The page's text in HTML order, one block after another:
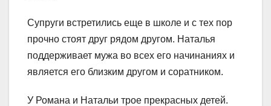
Супруги встретились еще в школе и с тех пор
прочно стоят друг рядом другом. Наталья
поддерживает мужа во всех его начинаниях и
является его близким другом и соратником.
У Романа и Натальи трое прекрасных детей.